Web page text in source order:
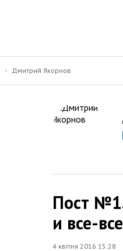
Дмитрий Якорнов
Пост
и все-
4 квітня 2016 15:28